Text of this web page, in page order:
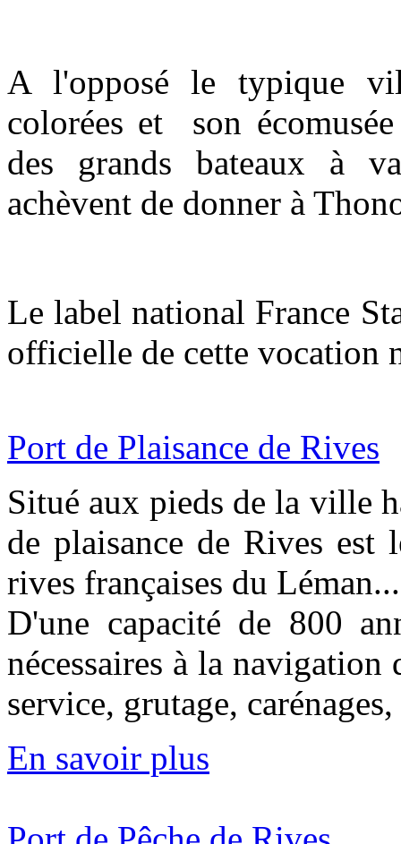
A l'opposé le typique
colorées et son
des grands bateaux à
achèvent de donner à
Le label national France
officielle de cette vocation
Port de Plaisance de Rives
Situé aux pieds de la ville
de plaisance de Rives est
rives françaises du Léman...
D'une capacité de 800
nécessaires à la
service, grutage,
En savoir plus